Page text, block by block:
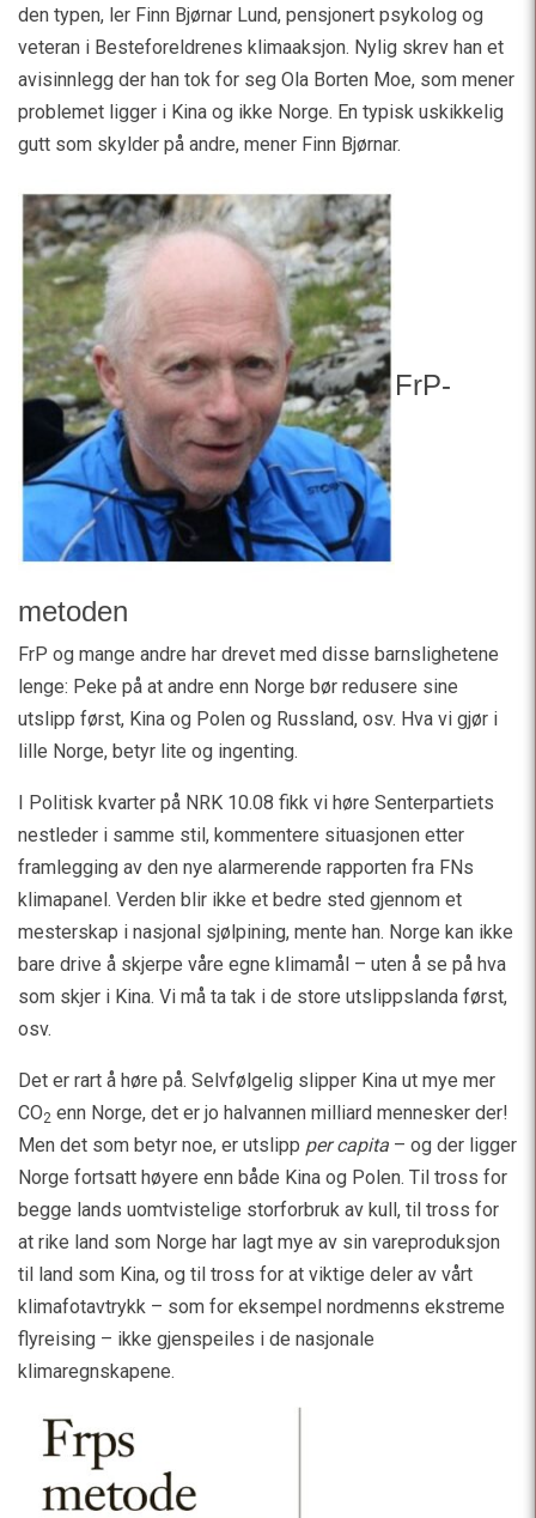
den typen, ler Finn Bjørnar Lund, pensjonert psykolog og
veteran i Besteforeldrenes klimaaksjon. Nylig skrev han et
avisinnlegg der han tok for seg Ola Borten Moe, som mener
problemet ligger i Kina og ikke Norge. En typisk uskikkelig
gutt som skylder på andre, mener Finn Bjørnar.
FrP-
metoden
FrP og mange andre har drevet med disse barnslighetene
lenge: Peke på at andre enn Norge bør redusere sine
utslipp først, Kina og Polen og Russland, osv. Hva vi gjør i
lille Norge, betyr lite og ingenting.
I Politisk kvarter på NRK 10.08 fikk vi høre Senterpartiets
nestleder i samme stil, kommentere situasjonen etter
framlegging av den nye alarmerende rapporten fra FNs
klimapanel. Verden blir ikke et bedre sted gjennom et
mesterskap i nasjonal sjølpining, mente han. Norge kan ikke
bare drive å skjerpe våre egne klimamål – uten å se på hva
som skjer i Kina. Vi må ta tak i de store utslippslanda først,
osv.
Det er rart å høre på. Selvfølgelig slipper Kina ut mye mer
CO2 enn Norge, det er jo halvannen milliard mennesker der!
Men det som betyr noe, er utslipp per capita – og der ligger
Norge fortsatt høyere enn både Kina og Polen. Til tross for
begge lands uomtvistelige storforbruk av kull, til tross for
at rike land som Norge har lagt mye av sin vareproduksjon
til land som Kina, og til tross for at viktige deler av vårt
klimafotavtrykk – som for eksempel nordmenns ekstreme
flyreising – ikke gjenspeiles i de nasjonale
klimaregnskapene.